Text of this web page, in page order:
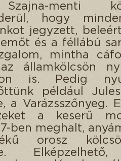
menti
hogy
jegyzett,
és a féllábú
mintha
államkölcsön
is. Pedig
például
a Varázsszőnyeg.
a keserű
ben meghalt,
orosz
Elképzelhető,